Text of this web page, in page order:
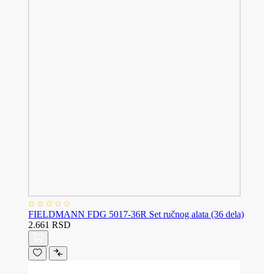
FIELDMANN FDG 5017-36R Set ručnog alata (36 dela)
2.661 RSD